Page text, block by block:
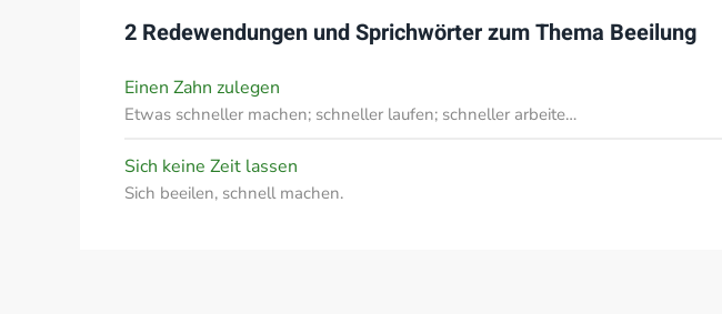
2 Redewendungen und Sprichwörter zum Thema Beeilung
Einen Zahn zulegen
Etwas schneller machen; schneller laufen; schneller arbeite…
Sich keine Zeit lassen
Sich beeilen, schnell machen.